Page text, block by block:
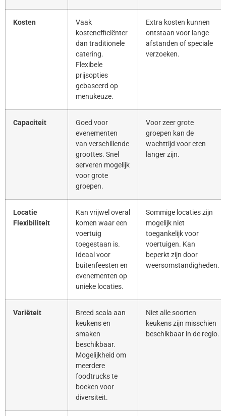
Kosten
Vaak
kostenefficiënter
dan traditionele
catering.
Flexibele
prijsopties
gebaseerd op
menukeuze.
Extra kosten kunnen
ontstaan voor lange
afstanden of speciale
verzoeken.
Capaciteit
Goed voor
evenementen
van verschillende
groottes. Snel
serveren mogelijk
voor grote
groepen.
Voor zeer grote
groepen kan de
wachttijd voor eten
langer zijn.
Locatie
Flexibiliteit
Kan vrijwel overal
komen waar een
voertuig
toegestaan is.
Ideaal voor
buitenfeesten en
evenementen op
unieke locaties.
Sommige locaties zijn
mogelijk niet
toegankelijk voor
voertuigen. Kan
beperkt zijn door
weersomstandigheden.
Variëteit
Breed scala aan
keukens en
smaken
beschikbaar.
Mogelijkheid om
meerdere
foodtrucks te
boeken voor
diversiteit.
Niet alle soorten
keukens zijn misschien
beschikbaar in de regio.